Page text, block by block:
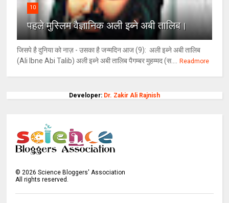
10
पहले मुस्लिम वैज्ञानिक अली इब्ने अबी तालिब।
जिसपे है दुनिया को नाज़ - उसका है जन्मदिन आज (9): अली इब्ने अबी तालिब
(Ali Ibne Abi Talib) अली इब्ने अबी तालिब पैगम्बर मुहम्मद (स.... Readmore
Developer: Dr. Zakir Ali Rajnish
©2026 Science Bloggers' Association
All rights reserved.